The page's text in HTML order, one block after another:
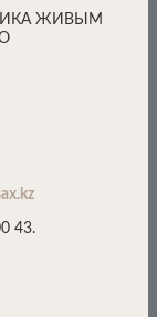
ЖИВЫМ
43.